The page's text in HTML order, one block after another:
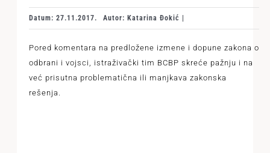
Datum: 27.11.2017. Autor: Katarina Đokić |
Pored komentara na predložene izmene i dopune zakona o
odbrani i vojsci, istraživački tim BCBP skreće pažnju i na
već prisutna problematična ili manjkava zakonska
rešenja.